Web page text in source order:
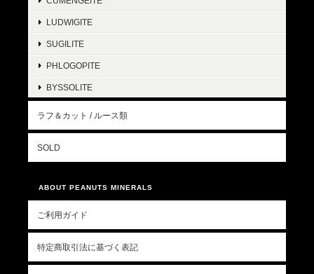
LUDWIGITE
SUGILITE
PHLOGOPITE
BYSSOLITE
ラフ＆カット / ルース類
SOLD
ABOUT PEANUTS MINERALS
ご利用ガイド
特定商取引法に基づく表記